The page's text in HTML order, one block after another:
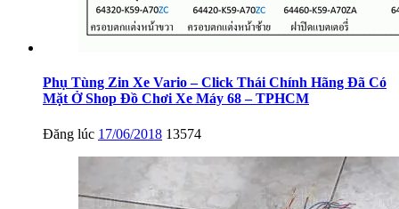
Phụ Tùng Zin Xe Vario – Click Thái Chính Hãng Đã Có
Mặt Ở Shop Đồ Chơi Xe Máy 68 – TPHCM
Đăng lúc 17/06/2018 13574